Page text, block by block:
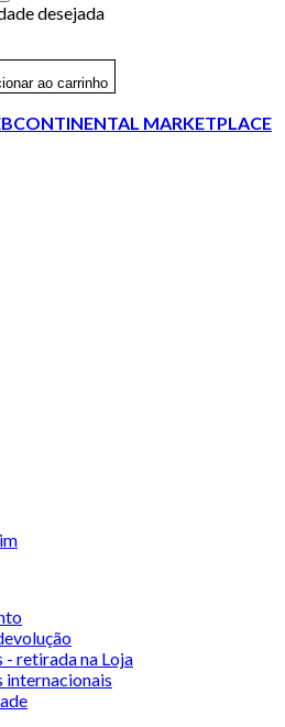
desejada
ao carrinho
MARKETPLACE
- retirada na Loja
internacionais